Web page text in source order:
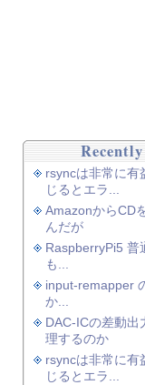
Recently
rsyncは非常に有
じるとエラ...
AmazonからCD
んだが
RaspberryPi5 普
も...
input-remapper
か...
DAC-ICの差動出
理するのか
rsyncは非常に有
じるとエラ...